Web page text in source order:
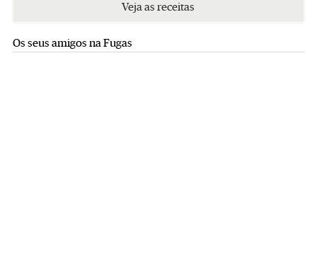
Veja as receitas
Os seus amigos na Fugas